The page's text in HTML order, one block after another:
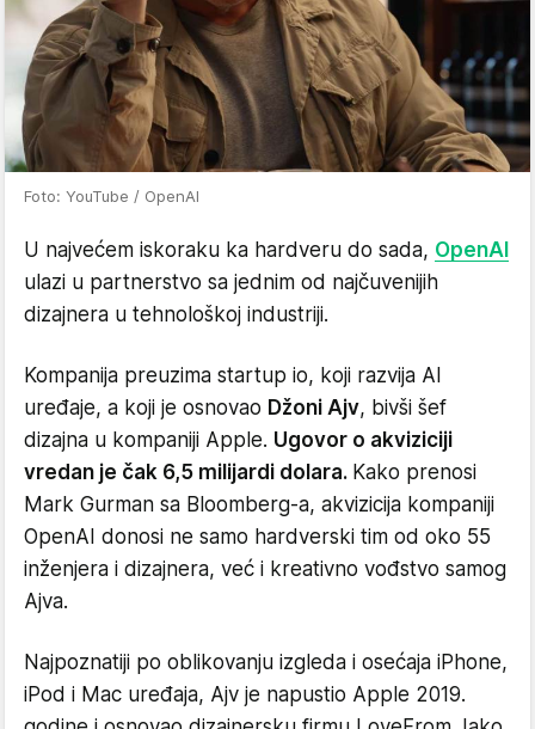
Foto: YouTube / OpenAI
U najvećem iskoraku ka hardveru do sada, OpenAI
ulazi u partnerstvo sa jednim od najčuvenijih
dizajnera u tehnološkoj industriji.
Kompanija preuzima startup io, koji razvija AI
uređaje, a koji je osnovao Džoni Ajv, bivši šef
dizajna u kompaniji Apple. Ugovor o akviziciji
vredan je čak 6,5 milijardi dolara. Kako prenosi
Mark Gurman sa Bloomberg-a, akvizicija kompaniji
OpenAI donosi ne samo hardverski tim od oko 55
inženjera i dizajnera, već i kreativno vođstvo samog
Ajva.
Najpoznatiji po oblikovanju izgleda i osećaja iPhone,
iPod i Mac uređaja, Ajv je napustio Apple 2019.